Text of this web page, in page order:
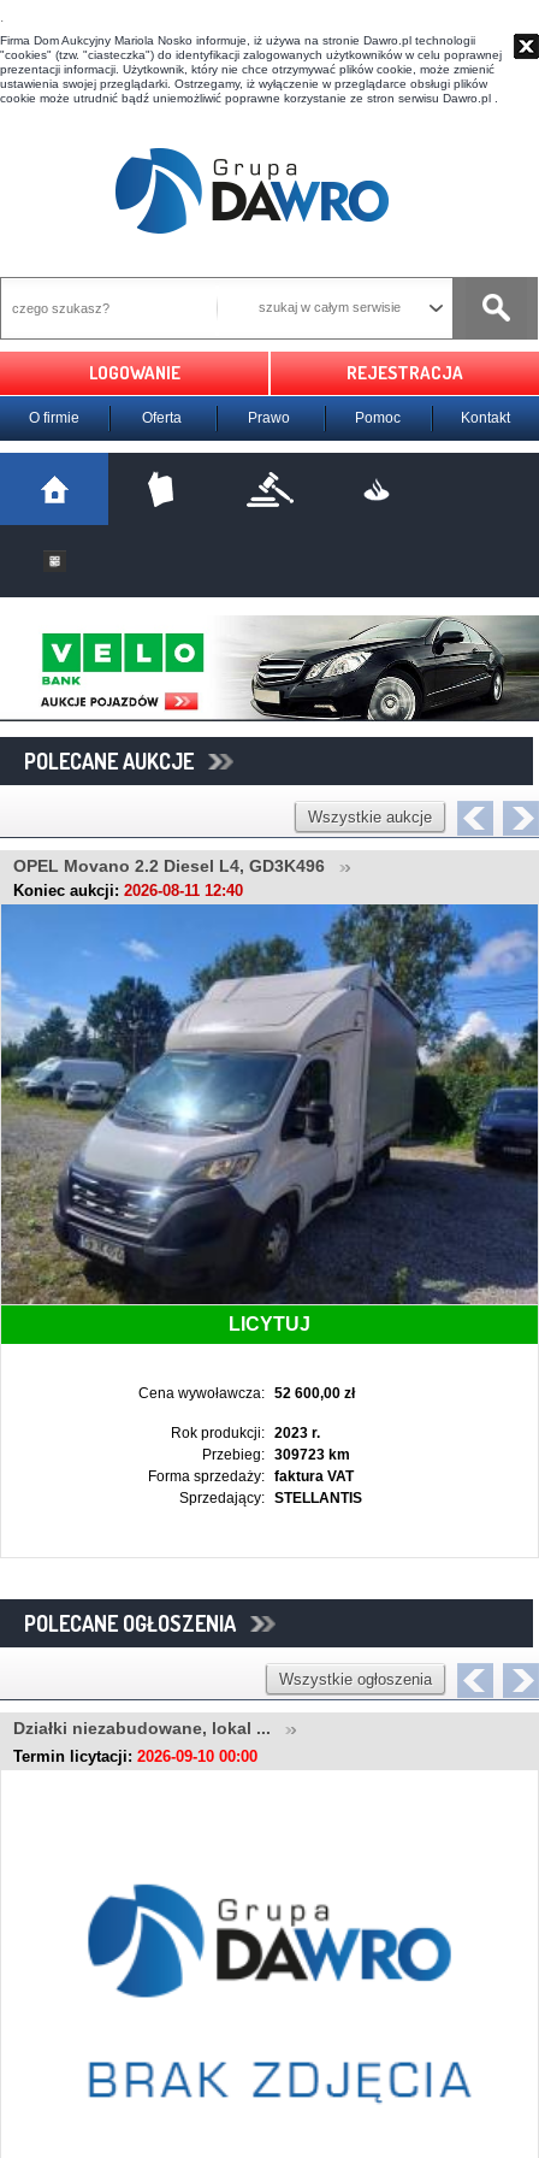
t
Firma Dom Aukcyjny Mariola Nosko informuje, iż używa na stronie Dawro.pl technologii
"cookies" (tzw. "ciasteczka") do identyfikacji zalogowanych użytkowników w celu poprawnej
prezentacji informacji. Użytkownik, który nie chce otrzymywać plików cookie, może zmienić
ustawienia swojej przeglądarki. Ostrzegamy, iż wyłączenie w przeglądarce obsługi plików
cookie może utrudnić bądź uniemożliwić poprawne korzystanie ze stron serwisu Dawro.pl .
szukaj w całym serwisie
LOGOWANIE REJESTRACJA
O firmie Oferta Prawo Pomoc Kontakt
POLECANE AUKCJE
Wszystkie aukcje
OPEL Movano 2.2 Diesel L4, GD3K496
Koniec aukcji: 2026-08-11 12:40
LICYTUJ
Cena wywoławcza: 52 600,00 zł
Rok produkcji:
2023 r.
Przebieg:
309723 km
Forma sprzedaży:
faktura VAT
Sprzedający:
STELLANTIS
POLECANE OGŁOSZENIA
Wszystkie ogłoszenia
Działki niezabudowane, lokal ...
Termin licytacji: 2026-09-10 00:00